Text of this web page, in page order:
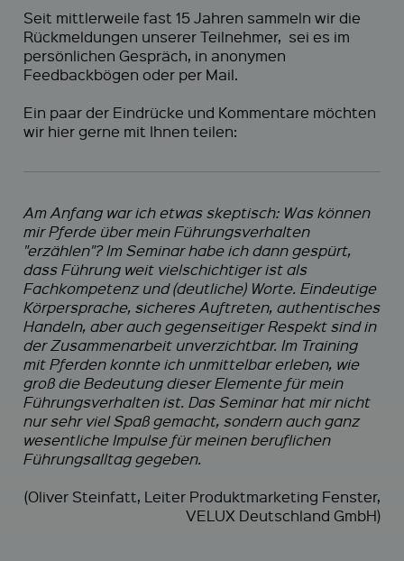
Seit mittlerweile fast 15 Jahren sammeln wir die
Rückmeldungen unserer Teilnehmer, sei es im
persönlichen Gespräch, in anonymen
Feedbackbögen oder per Mail.
Ein paar der Eindrücke und Kommentare möchten
wir hier gerne mit Ihnen teilen:
Am Anfang war ich etwas skeptisch: Was können
mir Pferde über mein Führungsverhalten
"erzählen"? Im Seminar habe ich dann gespürt,
dass Führung weit vielschichtiger ist als
Fachkompetenz und (deutliche) Worte. Eindeutige
Körpersprache, sicheres Auftreten, authentisches
Handeln, aber auch gegenseitiger Respekt sind in
der Zusammenarbeit unverzichtbar. Im Training
mit Pferden konnte ich unmittelbar erleben, wie
groß die Bedeutung dieser Elemente für mein
Führungsverhalten ist. Das Seminar hat mir nicht
nur sehr viel Spaß gemacht, sondern auch ganz
wesentliche Impulse für meinen beruflichen
Führungsalltag gegeben.
(Oliver Steinfatt, Leiter Produktmarketing Fenster,
VELUX Deutschland GmbH)